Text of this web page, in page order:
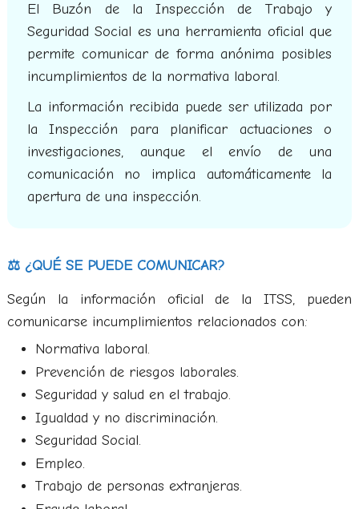
El Buzón de la Inspección de Trabajo y
Seguridad Social es una herramienta oficial que
permite comunicar de forma anónima posibles
incumplimientos de la normativa laboral.
La información recibida puede ser utilizada por
la Inspección para planificar actuaciones o
investigaciones, aunque el envío de una
comunicación no implica automáticamente la
apertura de una inspección.
⚖️ ¿QUÉ SE PUEDE COMUNICAR?
Según la información oficial de la ITSS, pueden
comunicarse incumplimientos relacionados con:
Normativa laboral.
Prevención de riesgos laborales.
Seguridad y salud en el trabajo.
Igualdad y no discriminación.
Seguridad Social.
Empleo.
Trabajo de personas extranjeras.